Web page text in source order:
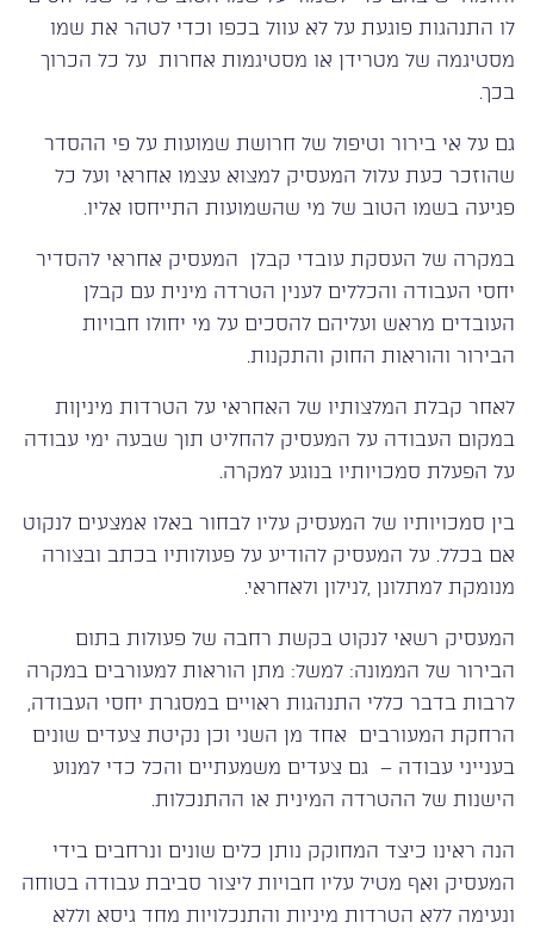
לו התנהגות פוגעת על לא עוול בכפו וכדי לטהר את שמו
מסטיגמה של מטרידן או מסטיגמות אחרות על כל הכרוך
בכך.
גם על אי בירור וטיפול של חרושת שמועות על פי ההסדר
שהוזכר כעת עלול המעסיק למצוא עצמו אחראי ועל כל
פגיעה בשמו הטוב של מי שהשמועות התייחסו אליו.
במקרה של העסקת עובדי קבלן המעסיק אחראי להסדיר
יחסי העבודה והכללים לענין הטרדה מינית עם קבלן
העובדים מראש ועליהם להסכים על מי יחולו חבויות
הבירור והוראות החוק והתקנות.
לאחר קבלת המלצותיו של האחראי על הטרדות מיניןות
במקום העבודה על המעסיק להחליט תוך שבעה ימי עבודה
על הפעלת סמכויותיו בנוגע למקרה.
בין סמכויותיו של המעסיק עליו לבחור באלו אמצעים לנקוט
אם בכלל. על המעסיק להודיע על פעולותיו בכתב ובצורה
מנומקת למתלונן ,לנילון ולאחראי.
המעסיק רשאי לנקוט בקשת רחבה של פעולות בתום
הבירור של הממונה: למשל: מתן הוראות למעורבים במקרה
לרבות בדבר כללי התנהגות ראויים במסגרת יחסי העבודה,
הרחקת המעורבים אחד מן השני וכן נקיטת צעדים שונים
בענייני עבודה – גם צעדים משמעתיים והכל כדי למנוע
הישנות של ההטרדה המינית או ההתנכלות.
הנה ראינו כיצד המחוקק נותן כלים שונים ונרחבים בידי
המעסיק ואף מטיל עליו חבויות ליצור סביבת עבודה בטוחה
ונעימה ללא הטרדות מיניות והתנכלויות מחד גיסא וללא